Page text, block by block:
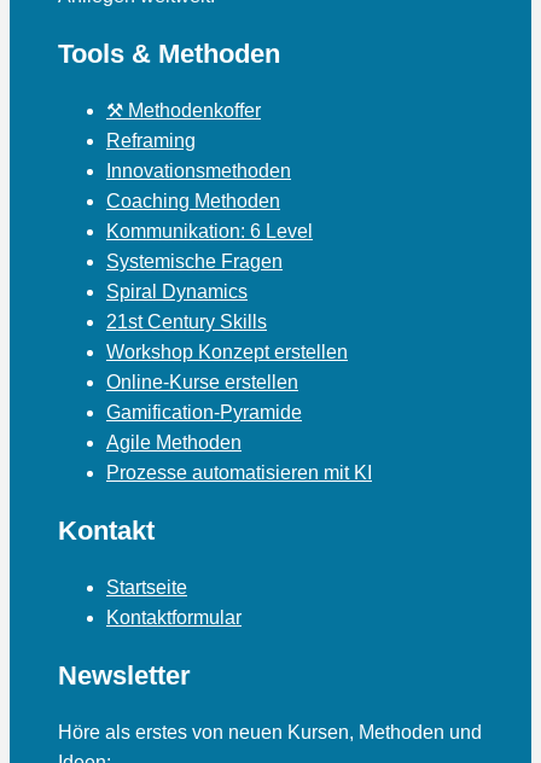
Tools & Methoden
⚒ Methodenkoffer
Reframing
Innovationsmethoden
Coaching Methoden
Kommunikation: 6 Level
Systemische Fragen
Spiral Dynamics
21st Century Skills
Workshop Konzept erstellen
Online-Kurse erstellen
Gamification-Pyramide
Agile Methoden
Prozesse automatisieren mit KI
Kontakt
Startseite
Kontaktformular
Newsletter
Höre als erstes von neuen Kursen, Methoden und